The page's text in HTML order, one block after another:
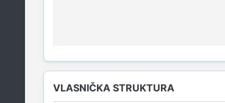
VLASNIČKA STRUKTURA